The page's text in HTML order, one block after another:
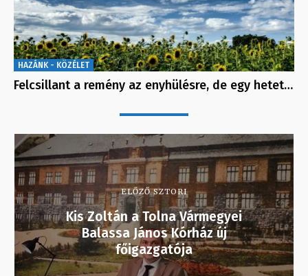
HAZÁNK - KÖZÉLET
Felcsillant a remény az enyhülésre, de egy hetet…
ELŐZŐ SZTORI
Kis Zoltán a Tolna Vármegyei
Balassa János Kórház új
főigazgatója